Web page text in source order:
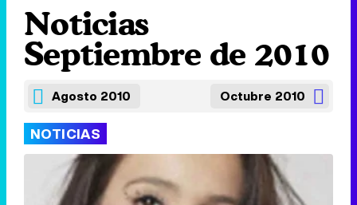
Noticias
Septiembre de 2010
Agosto 2010 Octubre 2010
NOTICIAS